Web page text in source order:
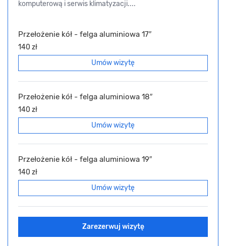
komputerową i serwis klimatyzacji....
Przełożenie kół - felga aluminiowa 17″
140 zł
Umów wizytę
Przełożenie kół - felga aluminiowa 18″
140 zł
Umów wizytę
Przełożenie kół - felga aluminiowa 19″
140 zł
Umów wizytę
Zarezerwuj wizytę